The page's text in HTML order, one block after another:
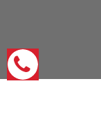
Abrir
opciones